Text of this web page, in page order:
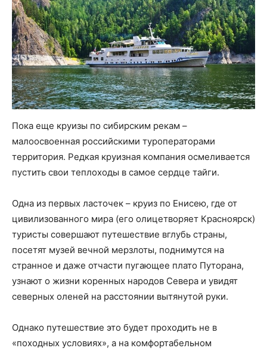
Пока еще круизы по сибирским рекам –
малоосвоенная российскими туроператорами
территория. Редкая круизная компания осмеливается
пустить свои теплоходы в самое сердце тайги.
Одна из первых ласточек – круиз по Енисею, где от
цивилизованного мира (его олицетворяет Красноярск)
туристы совершают путешествие вглубь страны,
посетят музей вечной мерзлоты, поднимутся на
странное и даже отчасти пугающее плато Путорана,
узнают о жизни коренных народов Севера и увидят
северных оленей на расстоянии вытянутой руки.
Однако путешествие это будет проходить не в
«походных условиях», а на комфортабельном